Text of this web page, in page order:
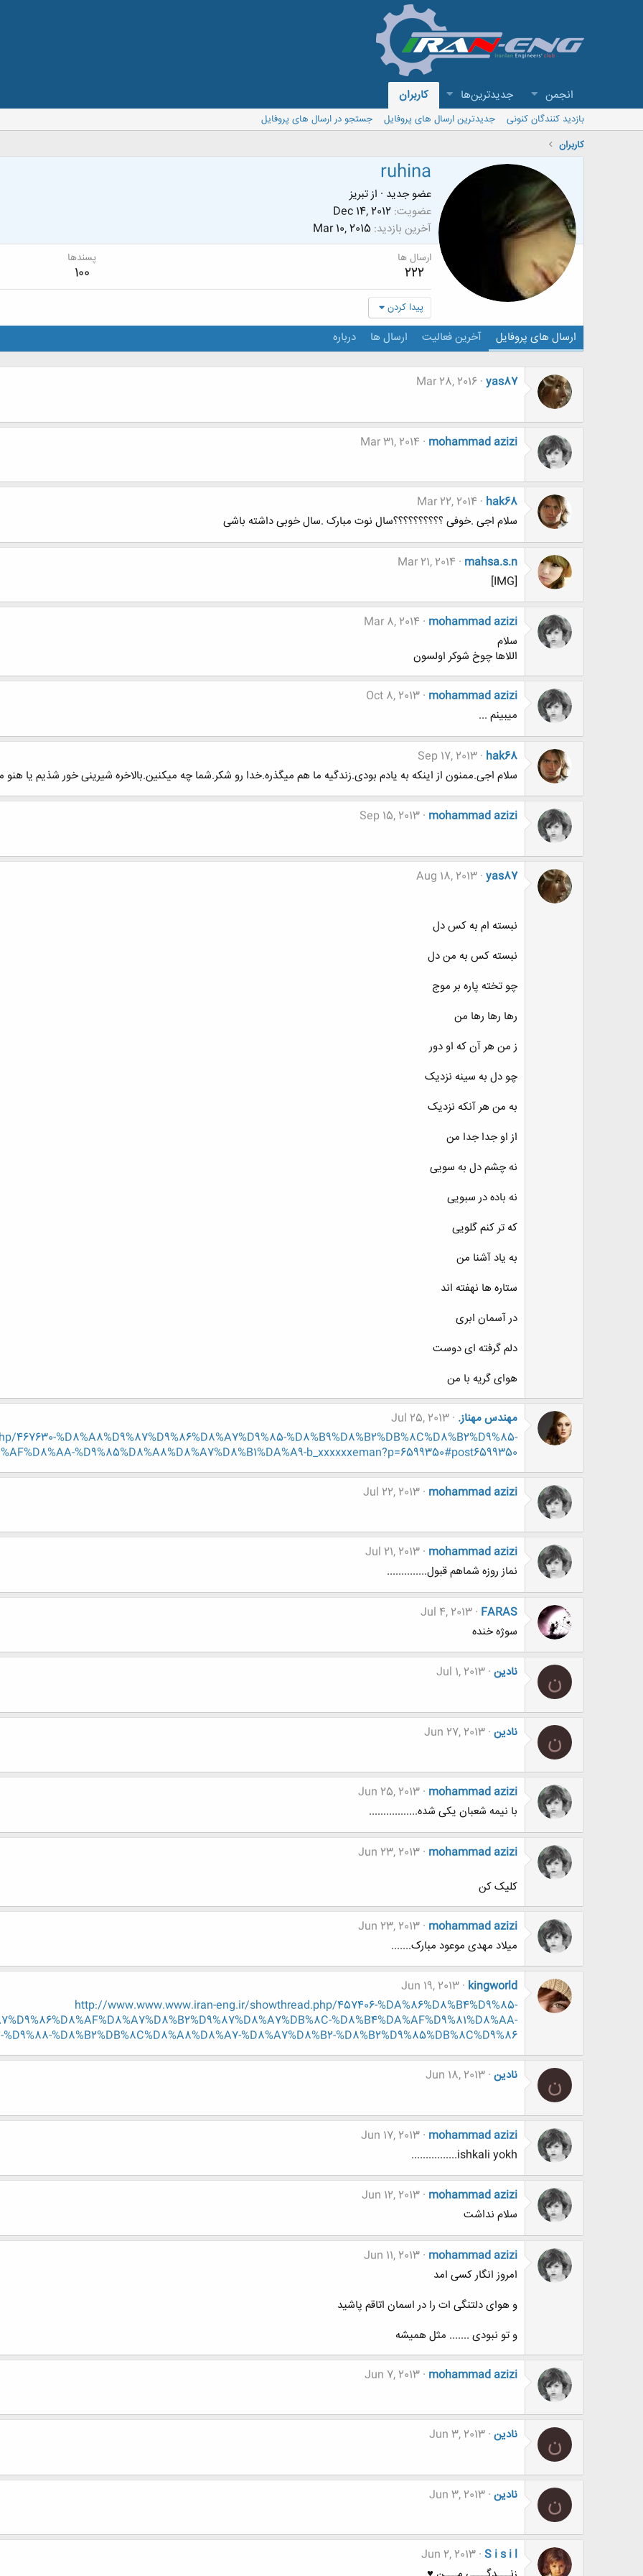
انجمن جدیدترین‌ها کاربران
بازدید کنندگان کنونی جدیدترین ارسال های پروفایل
جستجو در ارسال های پروفایل
کاربران
ruhina
عضو جدید · ازتبریز
عضویت Dec 14, 2012
آخرین بازدید Mar 10, 2015
ارسال ها
222
پسندها
100
پیدا کردن
ارسال های پروفایل آخرین فعالیت ارسال ها درباره
yas87
Mar 28, 2016
mohammad azizi
Mar 31, 2014
hak68
Mar 22, 2014
سلام اجی .خوفی ؟؟؟؟؟؟؟؟؟؟سال نوت مبارک .سال خوبی داشته باشی
mahsa.s.n
Mar 21, 2014
[IMG]
mohammad azizi
Mar 8, 2014
سلام
اللاها چوخ شوکر اولسون
mohammad azizi
Oct 8, 2013
میبینم ...
hak68
Sep 17, 2013
سلام اجی.ممنون از اینکه به یادم بودی.زندگیه ما هم میگذره.خدا رو شکر.شما چه میکنین.بالاخره شیرینی خور شذیم یا هنو
mohammad azizi
Sep 15, 2013
yas87
Aug 18, 2013
نبسته ام به کس دل
نبسته کس به من دل
چو تخته پاره بر موج
رها رها رها من
ز من هر آن که او دور
چو دل به سینه نزدیک
به من هر آنکه نزدیک
از او جدا جدا من
نه چشم دل به سویی
نه باده در سبویی
که تر کنم گلویی
به یاد آشنا من
ستاره ها نهفته اند
در آسمان ابری
دلم گرفته ای دوست
هوای گریه با من
مهندس مهناز. Jul 25, 2013
%D8%A8%D9%87%D9%86%D8%A7%D9%85-%D8%B9%D8%B2%DB%8C%D8%B2%D9%85-
%D9%85%D8%A8%D8%A7%D8%B1%DA%A9-b_xxxxxxeman?p=6599350#post6599350
mohammad azizi
Jul 22, 2013
mohammad azizi
Jul 21, 2013
نماز روزه شماهم قبول..............
FARAS
Jul 4, 2013
سوژه خنده
ن نادین Jul 1, 2013
ن نادین Jun 27, 2013
mohammad azizi
Jun 25, 2013
با نیمه شعبان یکی شده.................
mohammad azizi
Jun 23, 2013
کلیک کن
mohammad azizi
Jun 23, 2013
میلاد مهدی موعود مبارک.......
kingworld
Jun 19, 2013
http://www.www.www.iran-eng.ir/showthread.php/457406-%DA%86%D8%B4%D9%85-
%D8%B4%DA%AF%D9%81%D8%AA-
%D8%B2%DB%8C%D8%A8%D8%A7-%D8%A7%D8%B2-%D8%B2%D9%85%DB%8C%D9%86
ن نادین Jun 18, 2013
mohammad azizi
Jun 17, 2013
ishkali yokh................
mohammad azizi
Jun 12, 2013
سلام نداشت
mohammad azizi
Jun 11, 2013
امروز انگار کسی امد
و هوای دلتنگی ات را در اسمان اتاقم پاشید
و تو نبودی ....... مثل همیشه
mohammad azizi
Jun 7, 2013
ن نادین Jun 3, 2013
ن نادین Jun 3, 2013
S i s i l
Jun 2, 2013